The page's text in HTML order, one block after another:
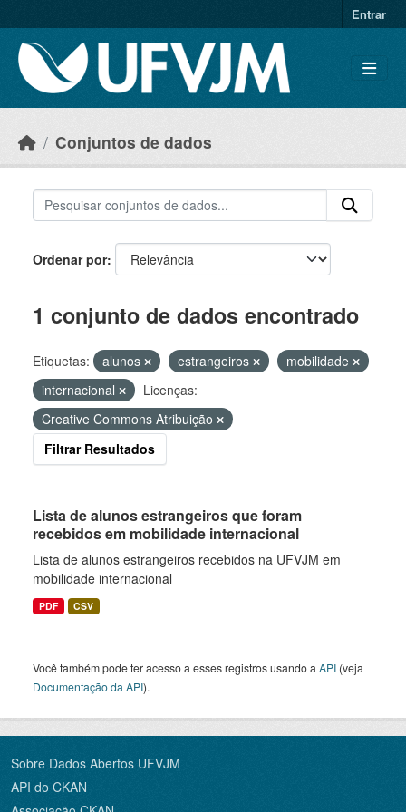
Entrar
Conjuntos de dados
Ordenar por
1 conjunto de dados encontrado
Etiquetas: alunos estrangeiros
mobilidade
internacional
Licenças:
Creative Commons Atribuição
Filtrar Resultados
Lista de alunos estrangeiros que foram
recebidos em mobilidade internacional
Lista de alunos estrangeiros recebidos na UFVJM em
mobilidade internacional
PDF CSV
Você também pode ter acesso a esses registros usando a API (veja
Documentação da API).
Sobre Dados Abertos UFVJM
API do CKAN